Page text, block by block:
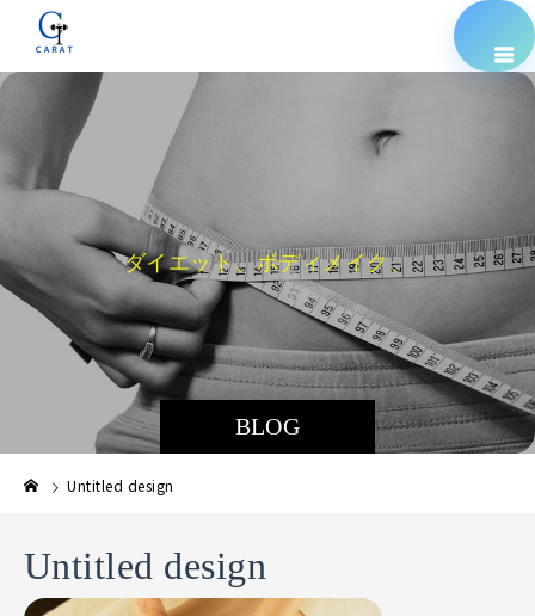
BLOG
ダイエッ ト、ボディメイク、栄養指導
Untitled design
Untitled design